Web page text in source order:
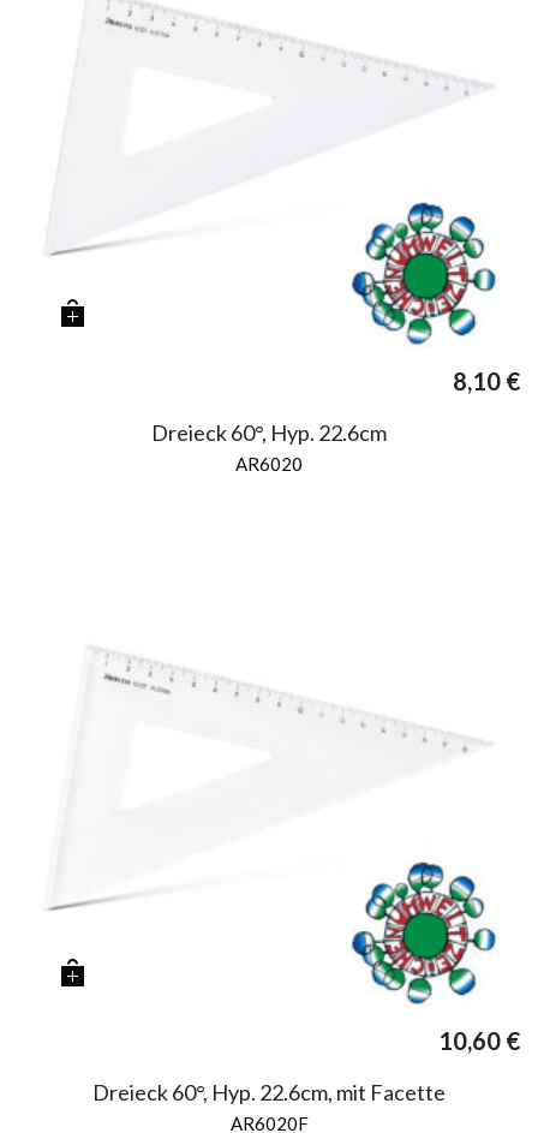
8,10 €
Dreieck 60°, Hyp. 22.6cm
AR6020
10,60 €
Dreieck 60°, Hyp. 22.6cm, mit Facette
AR6020F